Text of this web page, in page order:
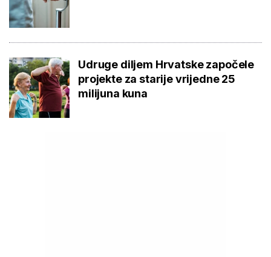
Udruge diljem Hrvatske započele
projekte za starije vrijedne 25
milijuna kuna